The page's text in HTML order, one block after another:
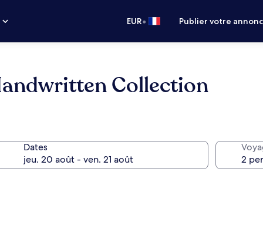
EUR• Publier votre
Collection
Dates